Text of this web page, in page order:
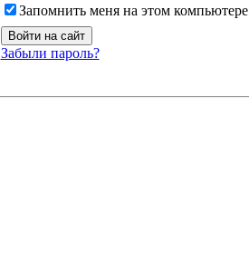
Запомнить меня на этом компьютере
Забыли пароль?